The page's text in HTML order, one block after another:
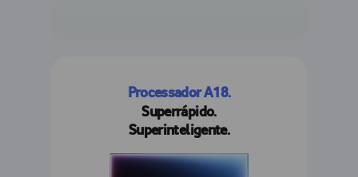
Processador A18.
Superrápido.
Superinteligente.